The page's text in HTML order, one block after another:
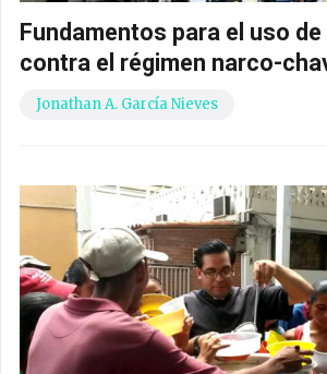
Fundamentos para el uso
contra el régimen narco-
Jonathan A. García Nieves